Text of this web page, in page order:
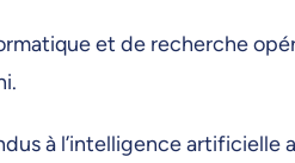
et de recherche
à l’intelligence